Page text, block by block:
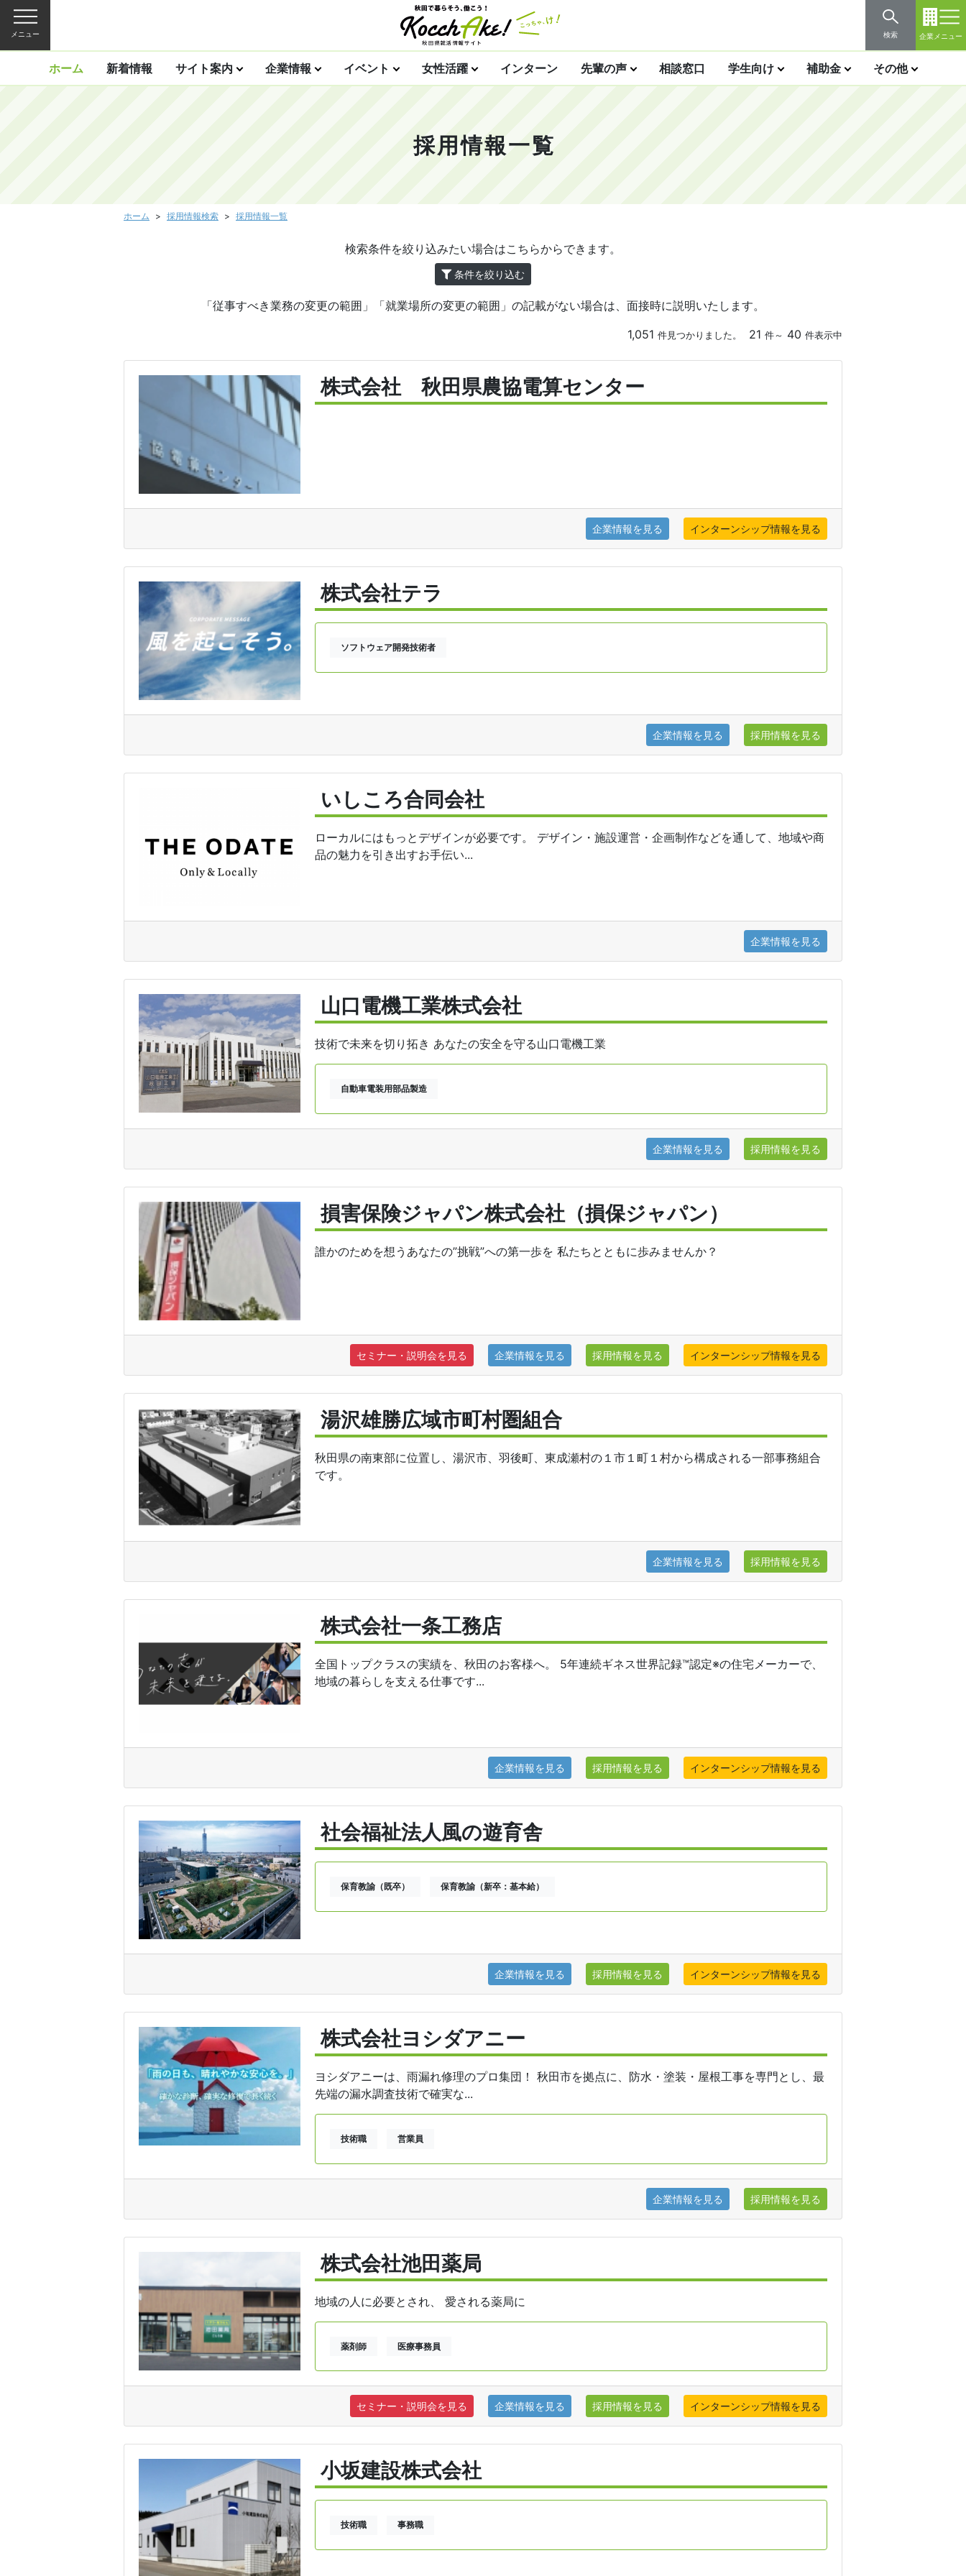
メニュー 検索 企業メニュー
ホーム 新着情報 サイト案内 企業情報 イベント 女性活躍 インターン 先輩の声 相談窓口 学生向け 補助金 その他
採用情報一覧
ホーム 採用情報検索 採用情報一覧
検索条件を絞り込みたい場合はこちらからできます。
条件を絞り込む
「従事すべき業務の変更の範囲」「就業場所の変更の範囲」の記載がない場合は、面接時に説明いたします。
1,051 件見つかりました。 21 件～ 40 件表示中
株式会社 秋田県農協電算センター
企業情報を見る インターンシップ情報を見る
株式会社テラ
ソフトウェア開発技術者
企業情報を見る 採用情報を見る
いしころ合同会社
ローカルにはもっとデザインが必要です。 デザイン・施設運営・企画制作などを通して、地域や商
品の魅力を引き出すお手伝い...
企業情報を見る
山口電機工業株式会社
技術で未来を切り拓き あなたの安全を守る山口電機工業
自動車電装用部品製造
企業情報を見る 採用情報を見る
損害保険ジャパン株式会社（損保ジャパン）
誰かのためを想うあなたの”挑戦”への第一歩を 私たちとともに歩みませんか？
セミナー・説明会を見る 企業情報を見る 採用情報を見る インターンシップ情報を見る
湯沢雄勝広域市町村圏組合
秋田県の南東部に位置し、湯沢市、羽後町、東成瀬村の１市１町１村から構成される一部事務組合
です。
企業情報を見る 採用情報を見る
株式会社一条工務店
全国トップクラスの実績を、秋田のお客様へ。 5年連続ギネス世界記録™認定※の住宅メーカーで、
地域の暮らしを支える仕事です...
企業情報を見る 採用情報を見る インターンシップ情報を見る
社会福祉法人風の遊育舎
保育教諭（既卒） 保育教諭（新卒：基本給）
企業情報を見る 採用情報を見る インターンシップ情報を見る
株式会社ヨシダアニー
ヨシダアニーは、雨漏れ修理のプロ集団！ 秋田市を拠点に、防水・塗装・屋根工事を専門とし、最
先端の漏水調査技術で確実な...
技術職 営業員
企業情報を見る 採用情報を見る
株式会社池田薬局
地域の人に必要とされ、 愛される薬局に
薬剤師 医療事務員
セミナー・説明会を見る 企業情報を見る 採用情報を見る インターンシップ情報を見る
小坂建設株式会社
技術職 事務職